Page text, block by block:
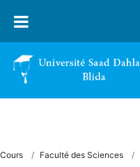
Cours Faculté des Sciences